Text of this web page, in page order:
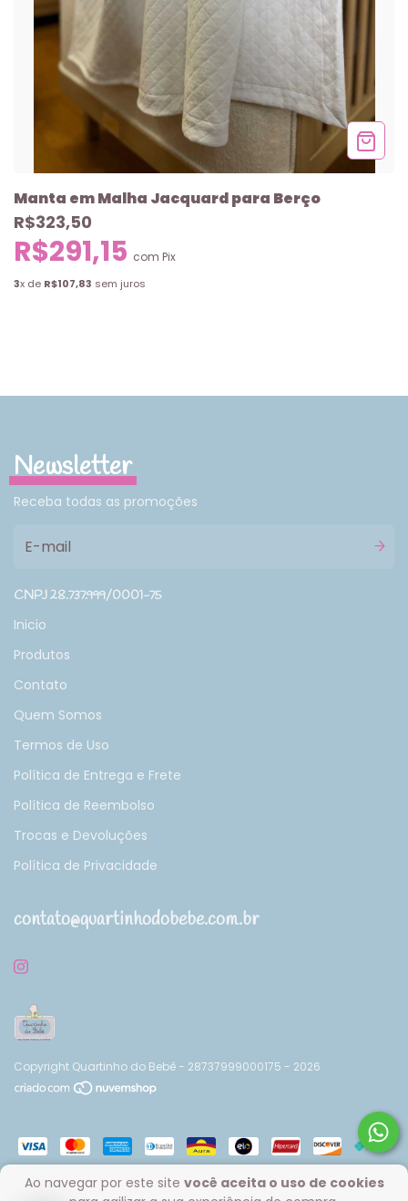
Ao navegar por este site você aceita o uso de cookies
Manta em Malha Jacquard para Berço
R$323,50
R$291,15 com Pix
3x de R$107,83 sem juros
Newsletter
Receba todas as promoções
CNPJ 28.737.999/0001-75
Inicio
Produtos
Contato
Quem Somos
Termos de Uso
Política de Entrega e Frete
Política de Reembolso
Trocas e Devoluções
Política de Privacidade
contato@quartinhodobebe.com.br
Copyright Quartinho do Bebê - 28737999000175 - 2026